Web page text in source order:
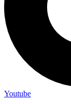
Youtube